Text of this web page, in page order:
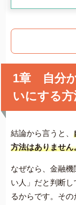
1章 自分
いにする方
結論から言うと、
方法はありません
なぜなら、金融
い人」だと判断
るからです。そ